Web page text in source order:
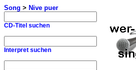
Song > Nive puer
CD-Titel suchen
Interpret suchen